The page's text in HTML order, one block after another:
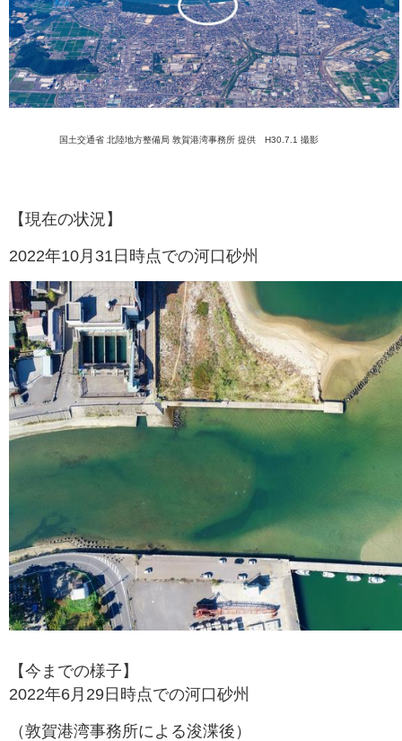
国土交通省 北陸地方整備局 敦賀港湾事務所 提供 H30.7.1 撮影
【現在の状況】
2022年10月31日時点での河口砂州
【今までの様子】
2022年6月29日時点での河口砂州
（敦賀港湾事務所による浚渫後）